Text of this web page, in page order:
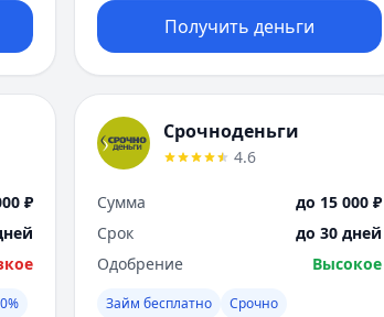
Получить деньги
₽
Срочноденьги
4.6
Сумма
до 15 000 ₽
Срок
до 30 дней
Одобрение
Высокое
Займ бесплатно Срочно